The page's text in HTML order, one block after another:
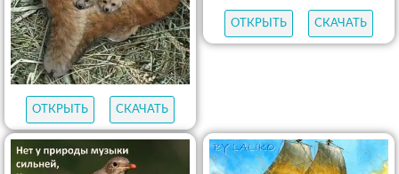
ОТКРЫТЬ СКАЧАТЬ
ОТКРЫТЬ СКАЧАТЬ